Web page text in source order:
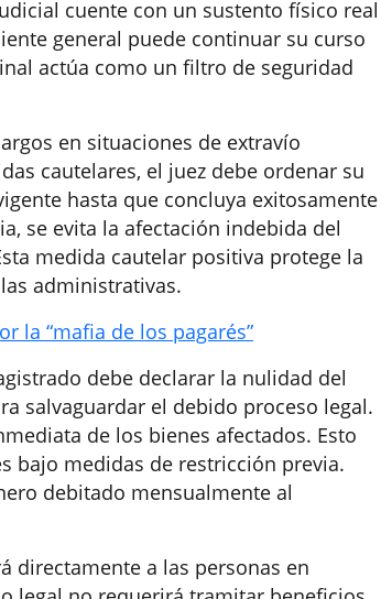
cuente con un sustento físico real
general puede continuar su curso
actúa como un filtro de seguridad
en situaciones de extravío
cautelares, el juez debe ordenar su
hasta que concluya exitosamente
se evita la afectación indebida del
medida cautelar positiva protege la
administrativas.
la “mafia de los pagarés”
debe declarar la nulidad del
salvaguardar el debido proceso legal.
de los bienes afectados. Esto
bajo medidas de restricción previa.
debitado mensualmente al
directamente a las personas en